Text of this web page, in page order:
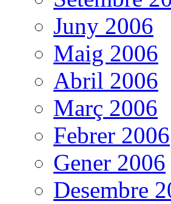
Juny 2006
Maig 2006
Abril 2006
Març 2006
Febrer 2006
Gener 2006
Desembre